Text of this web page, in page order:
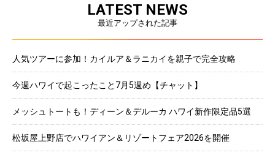
LATEST NEWS
最近アップされた記事
人気ツアーに参加！カイルア＆ラニカイを親子で完全攻略
今週ハワイで起こったこと7月5週め【チャット】
メッシュトートも！ディーン＆デルーカ ハワイ新作限定品5選
松坂屋上野店でハワイアン＆リゾートフェア2026を開催